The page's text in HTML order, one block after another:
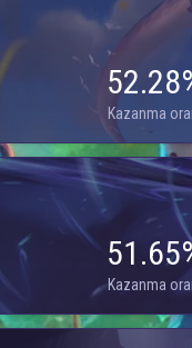
Kazanma
Kazanma